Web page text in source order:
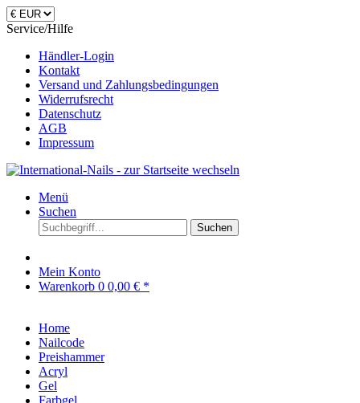
Service/Hilfe
Händler-Login
Kontakt
Versand und Zahlungsbedingungen
Widerrufsrecht
Datenschutz
AGB
Impressum
Menü
Suchen
Suchen
Mein Konto
Warenkorb 0 0,00 € *
Home
Nailcode
Preishammer
Acryl
Gel
Farbgel